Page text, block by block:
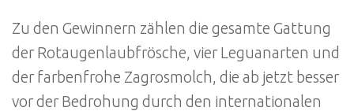
Zu den Gewinnern zählen die gesamte Gattung
der Rotaugenlaubfrösche, vier Leguanarten und
der farbenfrohe Zagrosmolch, die ab jetzt besser
vor der Bedrohung durch den internationalen